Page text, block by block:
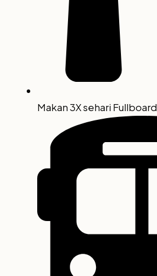
Makan 3X sehari Fullboard